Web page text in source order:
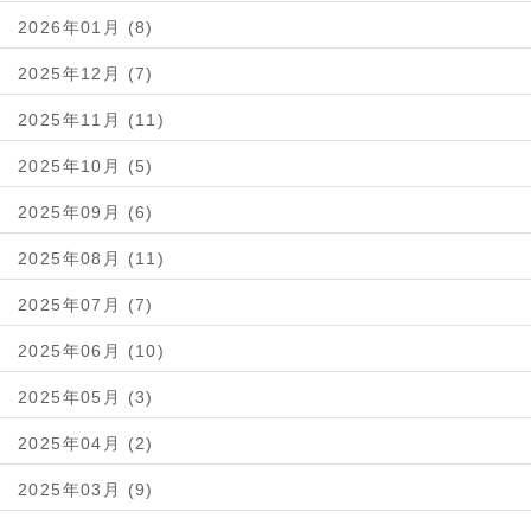
2026年01月 (8)
2025年12月 (7)
2025年11月 (11)
2025年10月 (5)
2025年09月 (6)
2025年08月 (11)
2025年07月 (7)
2025年06月 (10)
2025年05月 (3)
2025年04月 (2)
2025年03月 (9)